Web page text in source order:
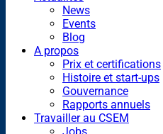
News
Events
Blog
A propos
Prix et certifications
Histoire et start-ups
Gouvernance
Rapports annuels
Travailler au CSEM